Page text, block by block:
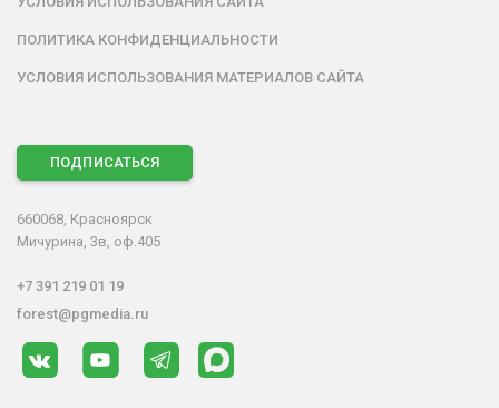
ПОЛИТИКА КОНФИДЕНЦИАЛЬНОСТИ
УСЛОВИЯ ИСПОЛЬЗОВАНИЯ МАТЕРИАЛОВ САЙТА
ПОДПИСАТЬСЯ
660068, Красноярск
Мичурина, 3в, оф.405
+7 391 219 01 19
forest@pgmedia.ru